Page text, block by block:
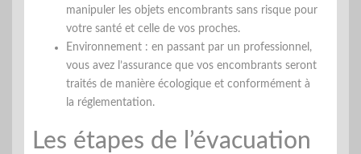
manipuler les objets encombrants sans risque pour
votre santé et celle de vos proches.
Environnement : en passant par un professionnel,
vous avez l’assurance que vos encombrants seront
traités de manière écologique et conformément à
la réglementation.
Les étapes de l’évacuation